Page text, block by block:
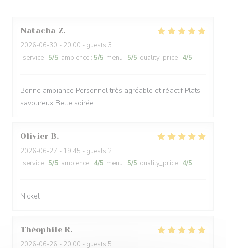
Natacha Z
2026-06-30 - 20:00 - guests 3
service : 5/5 ambience : 5/5 menu : 5/5 quality_price : 4/5
Bonne ambiance Personnel très agréable et réactif Plats
savoureux Belle soirée
Olivier B
2026-06-27 - 19:45 - guests 2
service : 5/5 ambience : 4/5 menu : 5/5 quality_price : 4/5
Nickel
Théophile R
2026-06-26 - 20:00 - guests 5